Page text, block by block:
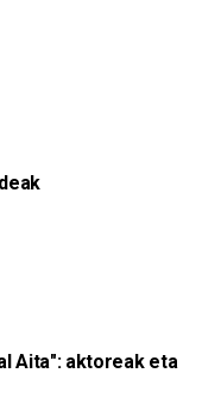
Aita": aktoreak eta